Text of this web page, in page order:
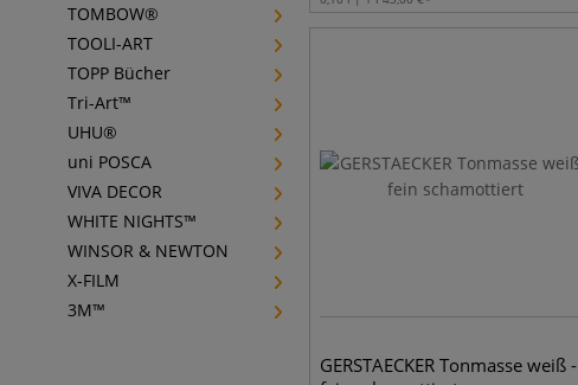
TOMBOW®
TOOLI-ART
TOPP Bücher
Tri-Art™
UHU®
uni POSCA
VIVA DECOR
WHITE NIGHTS™
WINSOR & NEWTON
X-FILM
3M™
GERSTAECKER Tonmasse weiß -